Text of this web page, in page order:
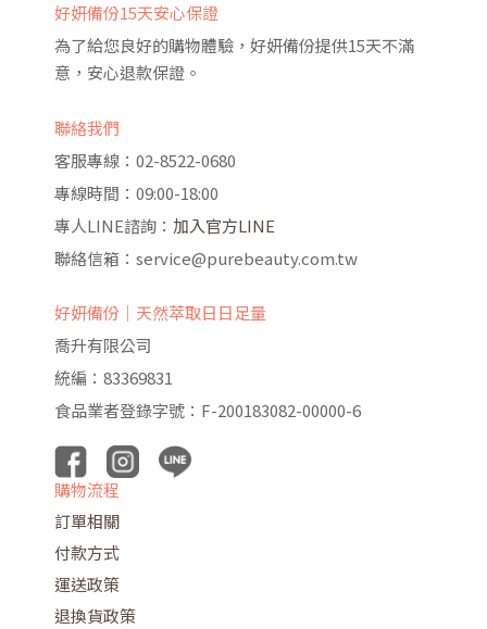
好妍備份15天安心保證
為了給您良好的購物體驗，好妍備份提供15天不滿
意，安心退款保證。
聯絡我們
客服專線：02-8522-0680
專線時間：09:00-18:00
專人LINE諮詢： 加入官方LINE
聯絡信箱：service@purebeauty.com.tw
好妍備份｜天然萃取日日足量
喬升有限公司
統編：83369831
食品業者登錄字號：F-200183082-00000-6
購物流程
訂單相關
付款方式
運送政策
退換貨政策